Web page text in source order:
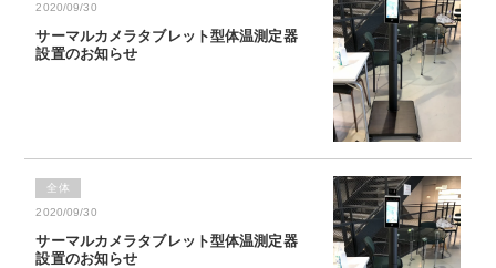
2020/09/30
サーマルカメラタブレット型体温測定器
設置のお知らせ
全体
2020/09/30
サーマルカメラタブレット型体温測定器
設置のお知らせ